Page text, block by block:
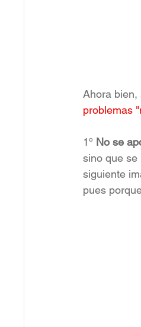
Ahora bien,
problemas
1º No se
sino que se
siguiente
pues